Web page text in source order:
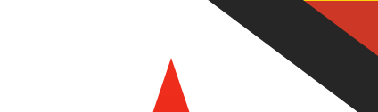
تحدث إلى خبير عملات اليوم.